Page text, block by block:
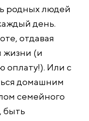
родных людей
день.
отдавая
жизни (и
оплату!). Или с
домашним
семейного
быть